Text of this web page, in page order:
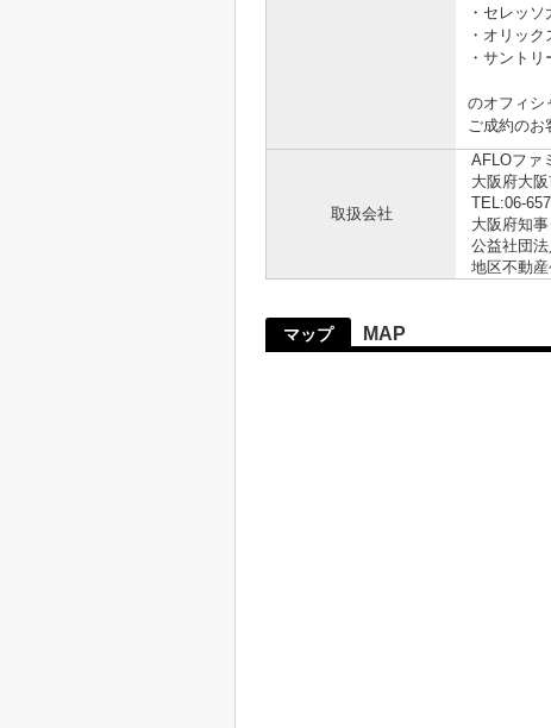
・セレッソ
・オリッ
・サント
のオフィシ
ご成約の
取扱会社
AFLOファ
大阪府大
TEL:06-
大阪府知
公益社団
地区不動
マップ MAP